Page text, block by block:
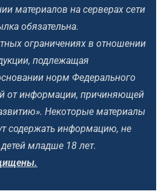
материалов на серверах сети
обязательна.
ограничениях в отношении
подлежащая
норм Федерального
от информации, причиняющей
Некоторые материалы
содержать информацию, не
младше 18 лет.